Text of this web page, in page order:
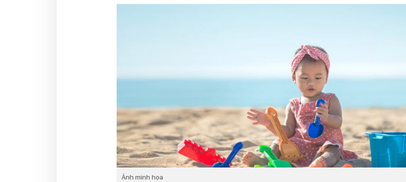
Ảnh minh họa